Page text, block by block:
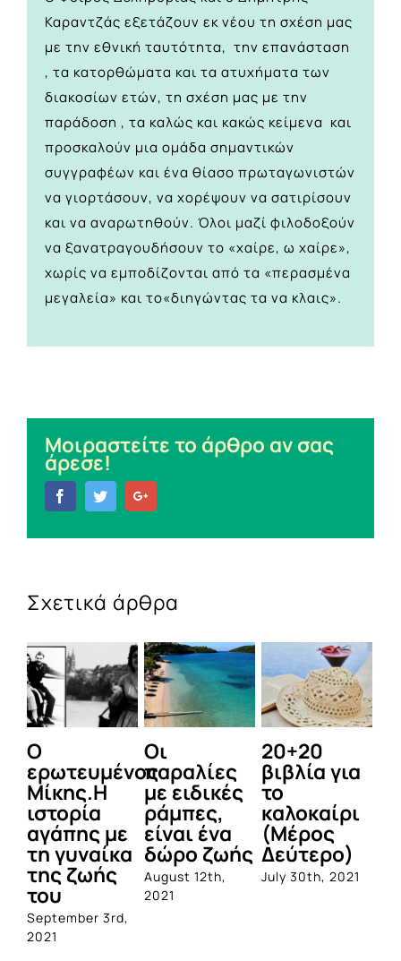
Καραντζάς εξετάζουν εκ νέου τη σχέση μας
με την εθνική ταυτότητα, την επανάσταση
, τα κατορθώματα και τα ατυχήματα των
διακοσίων ετών, τη σχέση μας με την
παράδοση , τα καλώς και κακώς κείμενα και
προσκαλούν μια ομάδα σημαντικών
συγγραφέων και ένα θίασο πρωταγωνιστών
να γιορτάσουν, να χορέψουν να σατιρίσουν
και να αναρωτηθούν. Όλοι μαζί φιλοδοξούν
να ξανατραγουδήσουν το «χαίρε, ω χαίρε»,
χωρίς να εμποδίζονται από τα «περασμένα
μεγαλεία» και το«διηγώντας τα να κλαις».
Μοιραστείτε το άρθρο αν σας
άρεσε!
FacebookTwitter
Σχετικά άρθρα
Ο
ερωτευμένος
Μίκης.Η
ιστορία
αγάπης με
τη γυναίκα
της ζωής
του
September 3rd,
2021
Οι
παραλίες
με ειδικές
ράμπες,
είναι ένα
δώρο ζωής
August 12th,
2021
20+20
βιβλία για
το
καλοκαίρι
(Μέρος
Δεύτερο)
July 30th, 2021